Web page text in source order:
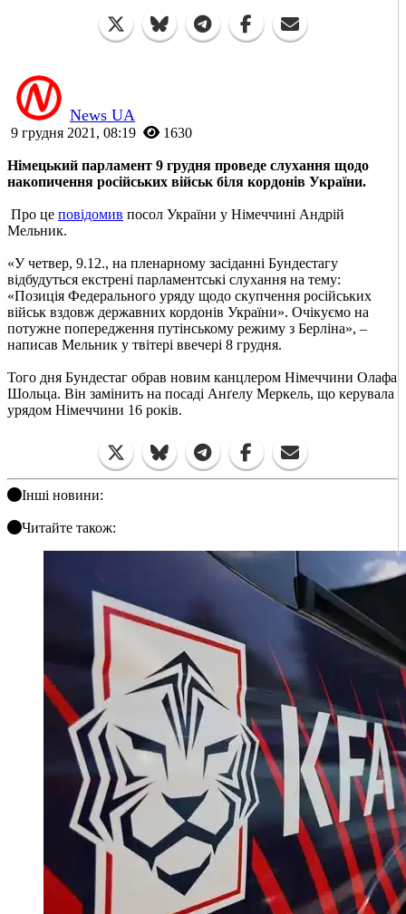
News UA
9 грудня 2021, 08:19 1630
Німецький парламент 9 грудня проведе слухання щодо
накопичення російських військ біля кордонів України.
Про це повідомив посол України у Німеччині Андрій
Мельник.
«У четвер, 9.12., на пленарному засіданні Бундестагу
відбудуться екстрені парламентські слухання на тему:
«Позиція Федерального уряду щодо скупчення російських
військ вздовж державних кордонів України». Очікуємо на
потужне попередження путінському режиму з Берліна», –
написав Мельник у твітері ввечері 8 грудня.
Того дня Бундестаг обрав новим канцлером Німеччини Олафа
Шольца. Він замінить на посаді Анґелу Меркель, що керувала
урядом Німеччини 16 років.
Інші новини:
Читайте також: